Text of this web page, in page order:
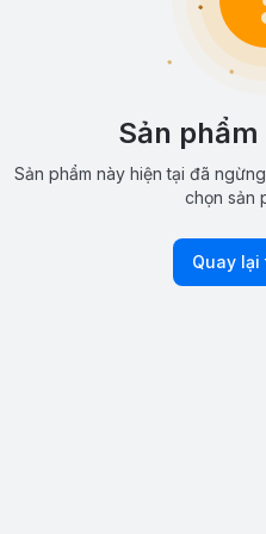
Sản
Sản phẩm này hiện tại đã
chọn sản
Quay lại